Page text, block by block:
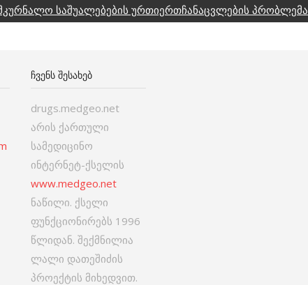
საშუალებების ურთიერთჩანაცვლების პრობლემა
ᲩᲕᲔᲜᲡ ᲨᲔᲡᲐᲮᲔᲑ
drugs.medgeo.net
არის ქართული
სამედიცინო
ინტერნეტ-ქსელის
www.medgeo.net
ნაწილი. ქსელი
ფუნქციონირებს 1996
წლიდან. შექმნილია
ლალი დათეშიძის
პროექტის მიხედვით.